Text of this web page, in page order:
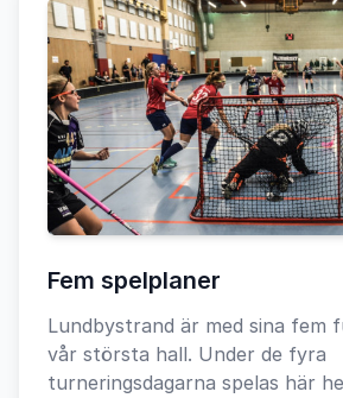
Fem spelplaner
Lundbystrand är med sina fem
vår största hall. Under de fyra
turneringsdagarna spelas här